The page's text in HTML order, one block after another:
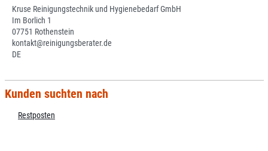
Kruse Reinigungstechnik und Hygienebedarf GmbH
Im Borlich 1
07751 Rothenstein
kontakt@reinigungsberater.de
DE
Kunden suchten nach
Restposten